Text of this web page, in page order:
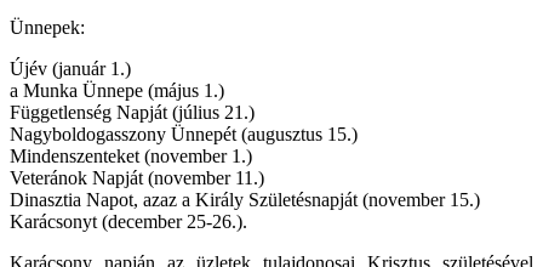
Ünnepek:
Újév (január 1.)
a Munka Ünnepe (május 1.)
Függetlenség Napját (július 21.)
Nagyboldogasszony Ünnepét (augusztus 15.)
Mindenszenteket (november 1.)
Veteránok Napját (november 11.)
Dinasztia Napot, azaz a Király Születésnapját (november 15.)
Karácsonyt (december 25-26.).
Karácsony napján az üzletek tulajdonosai Krisztus születésével